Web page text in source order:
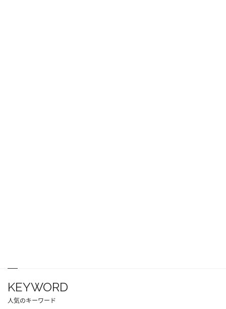
KEYWORD
人気のキーワード